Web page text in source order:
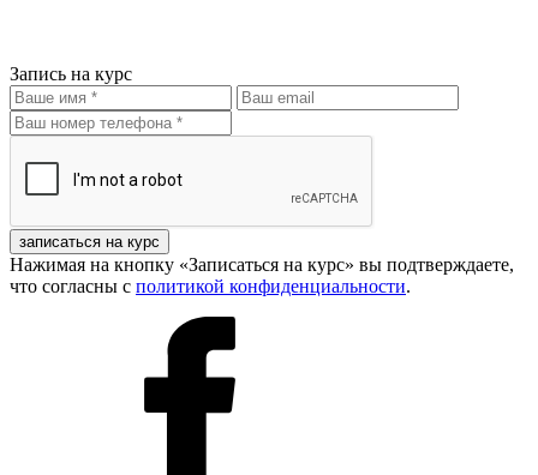
Запись на курс
записаться на курс
Нажимая на кнопку «Записаться на курс» вы подтверждаете,
что согласны с политикой конфиденциальности.